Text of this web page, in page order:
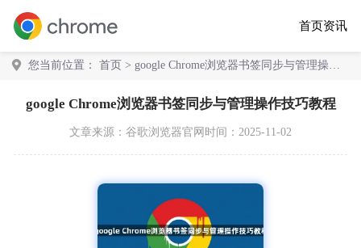
首页资讯
您当前位置： 首页 > google Chrome浏览器书签同步与管理操作
google Chrome浏览器书签同步与管理操作技巧教程
文章来源： 谷歌浏览器官网 时间：2025-11-02